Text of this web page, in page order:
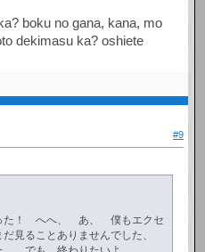
boku no gana, kana, mo
dekimasu ka? oshiete
#9
た！ へへ、 あ、 僕もエクセ
だ見ることありませんでした、